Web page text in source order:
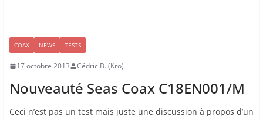
COAX NEWS TESTS
17 octobre 2013 Cédric B. (Kro)
Nouveauté Seas Coax C18EN001/M
Ceci n’est pas un test mais juste une discussion à propos d’un